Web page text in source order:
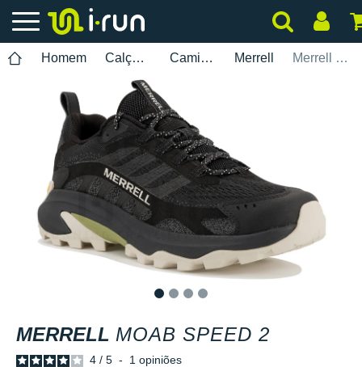
Homem Calçados Caminhada Merrell Merrell MOAB Speed 2
MERRELL MOAB SPEED 2
4 / 5 - 1 opiniões